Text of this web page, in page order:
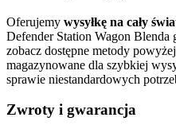
Oferujemy wysyłkę na cały
Defender Station Wagon Blenda
zobacz dostępne metody
magazynowane dla szybkiej
sprawie niestandardowych
Zwroty i gwarancja